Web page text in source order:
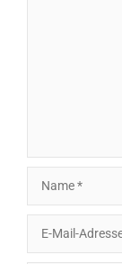
Mail-
Adresse